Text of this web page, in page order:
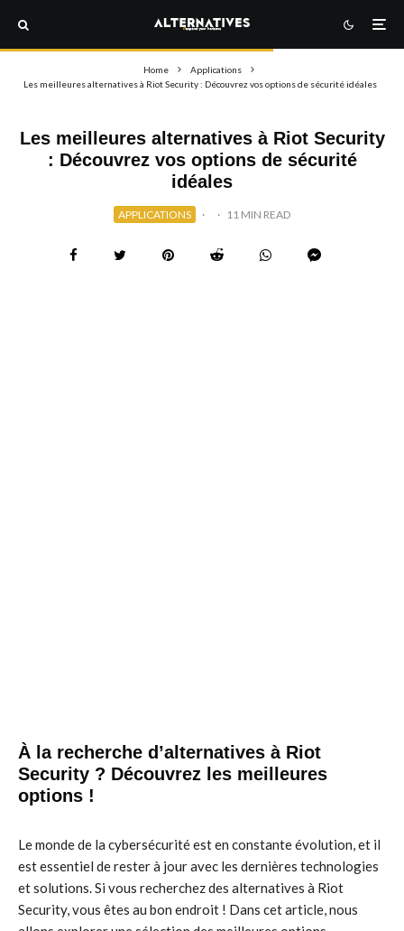
Home
Applications
Les meilleures alternatives à Riot Security : Découvrez vos options de sécurité idéales
Les meilleures alternatives à Riot Security
: Découvrez vos options de sécurité
idéales
APPLICATIONS · · 11 MIN READ
À la recherche d’alternatives à Riot
Security ? Découvrez les meilleures
options !
Le monde de la cybersécurité est en constante évolution, et il
est essentiel de rester à jour avec les dernières technologies
et solutions. Si vous recherchez des alternatives à Riot
Security, vous êtes au bon endroit ! Dans cet article, nous